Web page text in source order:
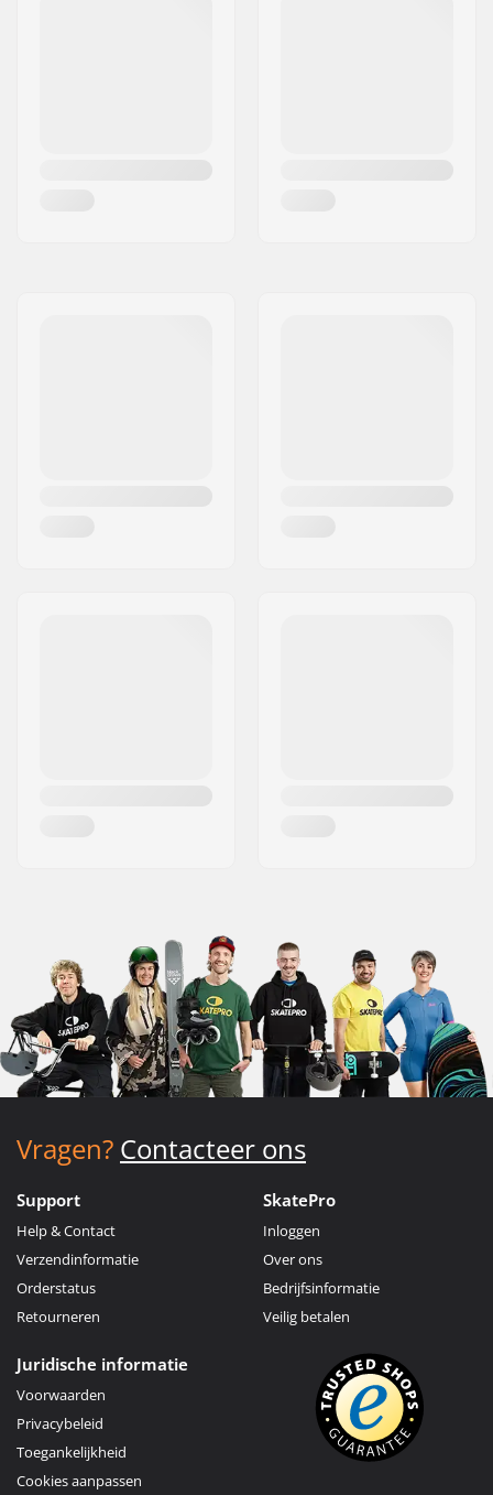
Vragen? Contacteer ons
Support
Help & Contact
Verzendinformatie
Orderstatus
Retourneren
SkatePro
Inloggen
Over ons
Bedrijfsinformatie
Veilig betalen
Juridische informatie
Voorwaarden
Privacybeleid
Toegankelijkheid
Cookies aanpassen